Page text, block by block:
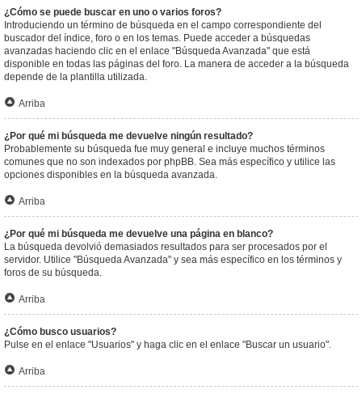
¿Cómo se puede buscar en uno o varios foros?
Introduciendo un término de búsqueda en el campo correspondiente del
buscador del índice, foro o en los temas. Puede acceder a búsquedas
avanzadas haciendo clic en el enlace "Búsqueda Avanzada" que está
disponible en todas las páginas del foro. La manera de acceder a la búsqueda
depende de la plantilla utilizada.
Arriba
¿Por qué mi búsqueda me devuelve ningún resultado?
Probablemente su búsqueda fue muy general e incluye muchos términos
comunes que no son indexados por phpBB. Sea más específico y utilice las
opciones disponibles en la búsqueda avanzada.
Arriba
¿Por qué mi búsqueda me devuelve una página en blanco?
La búsqueda devolvió demasiados resultados para ser procesados por el
servidor. Utilice "Búsqueda Avanzada" y sea más específico en los términos y
foros de su búsqueda.
Arriba
¿Cómo busco usuarios?
Pulse en el enlace "Usuarios" y haga clic en el enlace "Buscar un usuario".
Arriba